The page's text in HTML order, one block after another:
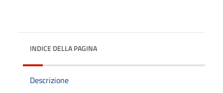
INDICE DELLA PAGINA
Descrizione